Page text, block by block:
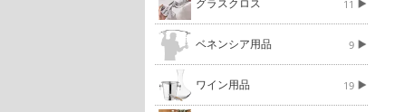
グラスクロス 11
ベネンシア用品 9
ワイン用品 19